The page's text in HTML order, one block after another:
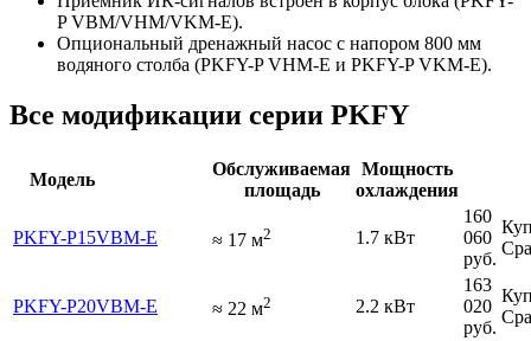
P VBM/VHM/VKM-E).
Опциональный дренажный насос с напором 800 мм
водяного столба (PKFY-P VHM-E и PKFY-P VKM-E).
Все модификации серии PKFY
Модель
Обслуживаемая
площадь
Мощность
охлаждения
PKFY-P15VBM-E ≈ 17 м2 1.7 кВт
160
060
руб.
PKFY-P20VBM-E ≈ 22 м2 2.2 кВт
163
020
руб.